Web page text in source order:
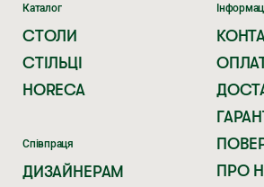
Каталог
СТОЛИ
СТІЛЬЦІ
HORECA
Співпраця
ДИЗАЙНЕРАМ
ПРО